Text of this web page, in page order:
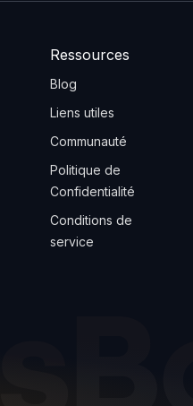
Ressources
Blog
Liens utiles
Communauté
Politique de
Confidentialité
Conditions de
service